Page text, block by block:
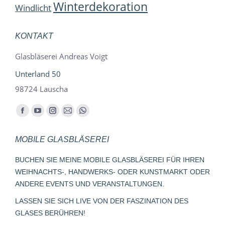
WindlichtWinterdekoration
KONTAKT
Glasbläserei Andreas Voigt
Unterland 50
98724 Lauscha
Finden Sie uns auf:
Facebook
opens
in
new
window
YouTube
opens
in
new
window
Instagram
opens
in
new
window
E-
page
opens
in
new
Whatsapp
opens
in
new
window
MOBILE GLASBLÄSEREI
BUCHEN SIE MEINE MOBILE GLASBLÄSEREI FÜR IHREN
WEIHNACHTS-, HANDWERKS- ODER KUNSTMARKT ODER
ANDERE EVENTS UND VERANSTALTUNGEN.
LASSEN SIE SICH LIVE VON DER FASZINATION DES
GLASES BERÜHREN!